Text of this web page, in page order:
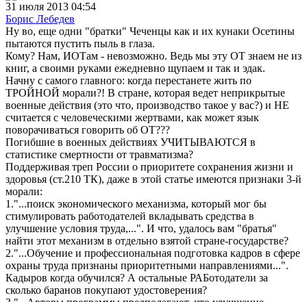
31 июля 2013 04:54
Борис Лебедев
Ну во, еще одни "братки" Чеченцы как и их кунаки Осетины
пытаются пустить пыль в глаза.
Кому? Нам, ИОТам - невозможно. Ведь мы эту ОТ знаем не из
книг, а своими руками ежедневно щупаем и так и эдак.
Начну с самого главного: когда перестанете жить по
ТРОЙНОЙ морали?! В стране, которая ведет неприкрытые
военные действия (это что, производство такое у вас?) и НЕ
считается с человеческими жертвами, как может язык
поворачиваться говорить об ОТ???
Погибшие в военных действиях УЧИТЫВАЮТСЯ в
статистике смертности от травматизма?
Поддерживая треп России о приоритете сохранения жизни и
здоровья (ст.210 ТК), даже в этой статье имеются признаки 3-й
морали:
1."...поиск экономического механизма, который мог бы
стимулировать работодателей вкладывать средства в
улучшение условия труда,...". И что, удалось вам "братья"
найти этот механизм в отдельно взятой стране-государстве?
2."...Обучение и профессиональная подготовка кадров в сфере
охраны труда признаны приоритетными направлениями...".
Кадыров когда обучился? А остальные РАБотодатели за
сколько баранов покупают удостоверения?